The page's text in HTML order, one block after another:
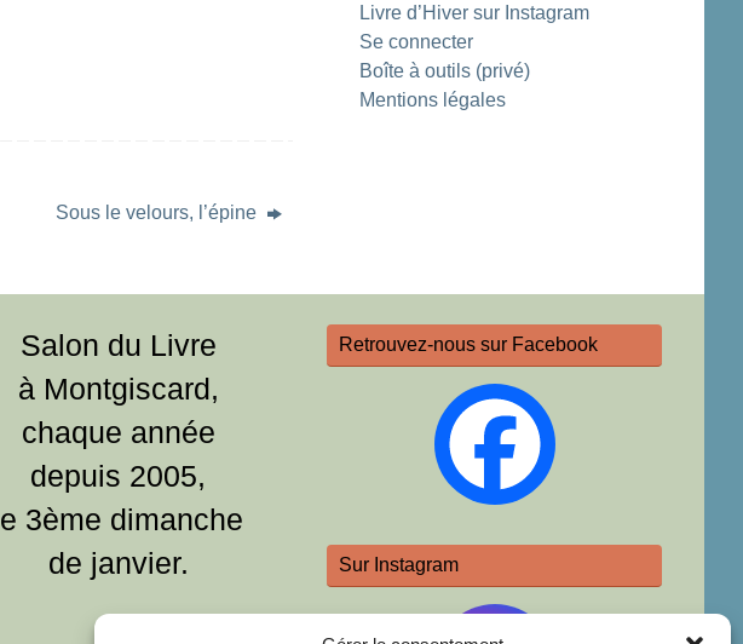
Sous le velours, l’épine
Livre d’Hiver sur Instagram
Se connecter
Boîte à outils (privé)
Mentions légales
Salon du Livre
à Montgiscard,
chaque année
depuis 2005,
le 3ème dimanche
de janvier.
Retrouvez-nous sur Facebook
Sur Instagram